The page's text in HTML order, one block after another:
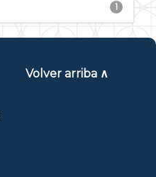
1
Volver arriba ∧